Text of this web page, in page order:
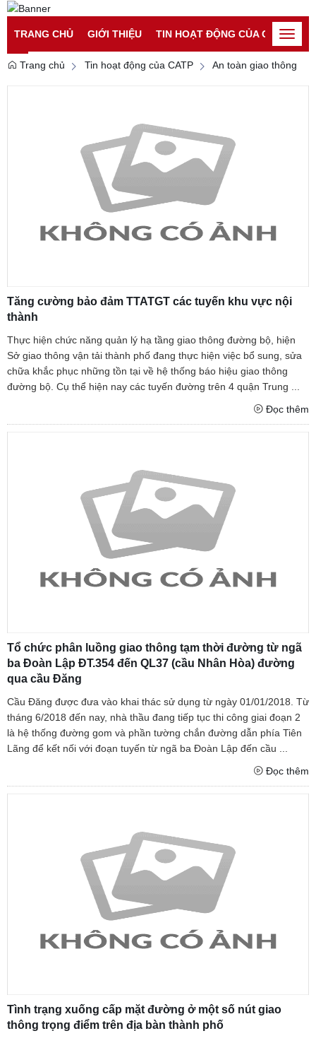
Đăng nhập
Đăng ký
TRANG CHỦ
GIỚI THIỆU TIN HOẠT ĐỘNG CỦA CATPToggle
Trang chủ
Tin hoạt động của CATP An toàn giao thông
Tăng cường bảo đảm TTATGT các tuyến khu vực nội
thành
Thực hiện chức năng quản lý hạ tầng giao thông đường bộ, hiện
Sở giao thông vận tải thành phố đang thực hiện việc bổ sung, sửa
chữa khắc phục những tồn tại về hệ thống báo hiệu giao thông
đường bộ. Cụ thể hiện nay các tuyến đường trên 4 quận Trung ...
Đọc thêm
Tổ chức phân luồng giao thông tạm thời đường từ ngã
ba Đoàn Lập ĐT.354 đến QL37 (cầu Nhân Hòa) đường
qua cầu Đăng
Cầu Đăng được đưa vào khai thác sử dụng từ ngày 01/01/2018. Từ
tháng 6/2018 đến nay, nhà thầu đang tiếp tục thi công giai đoạn 2
là hệ thống đường gom và phần tường chắn đường dẫn phía Tiên
Lãng để kết nối với đoạn tuyến từ ngã ba Đoàn Lập đến cầu ...
Đọc thêm
Tình trạng xuống cấp mặt đường ở một số nút giao
thông trọng điểm trên địa bàn thành phố